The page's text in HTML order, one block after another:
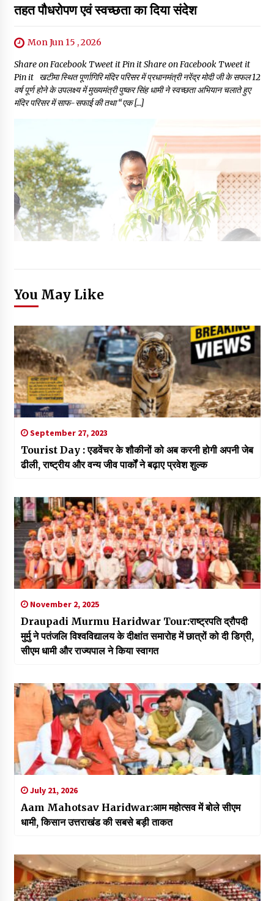
तहत पौधरोपण एवं स्वच्छता का दिया संदेश
Mon Jun 15 , 2026
Share on Facebook Tweet it Pin it Share on Facebook Tweet it
Pin it खटीमा स्थित पूर्णागिरि मंदिर परिसर में प्रधानमंत्री नरेंद्र मोदी जी के सफल 12
वर्ष पूर्ण होने के उपलक्ष्य में मुख्यमंत्री पुष्कर सिंह धामी ने स्वच्छता अभियान चलाते हुए
मंदिर परिसर में साफ-सफाई की तथा “एक […]
You May Like
September 27, 2023
Tourist Day : एडवेंचर के शौकीनों को अब करनी होगी अपनी जेब
ढीली, राष्ट्रीय और वन्य जीव पार्कों ने बढ़ाए प्रवेश शुल्क
November 2, 2025
Draupadi Murmu Haridwar Tour:राष्ट्रपति द्रौपदी
मुर्मु ने पतंजलि विश्वविद्यालय के दीक्षांत समारोह में छात्रों को दी डिग्री,
सीएम धामी और राज्यपाल ने किया स्वागत
July 21, 2026
Aam Mahotsav Haridwar:आम महोत्सव में बोले सीएम
धामी, किसान उत्तराखंड की सबसे बड़ी ताकत